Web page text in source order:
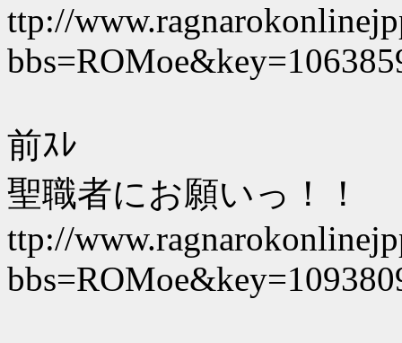
ttp://
前ｽﾚ
聖職者にお願いっ！！
ttp://